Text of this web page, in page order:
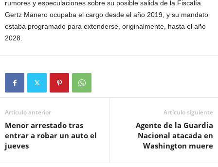
rumores y especulaciones sobre su posible salida de la Fiscalía.
Gertz Manero ocupaba el cargo desde el año 2019, y su mandato
estaba programado para extenderse, originalmente, hasta el año
2028.
Artículo anterior
Menor arrestado tras
entrar a robar un auto el
jueves
Artículo siguiente
Agente de la Guardia
Nacional atacada en
Washington muere